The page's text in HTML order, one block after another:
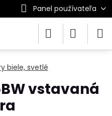
Panel používateľa
biele, svetlé
vstavaná